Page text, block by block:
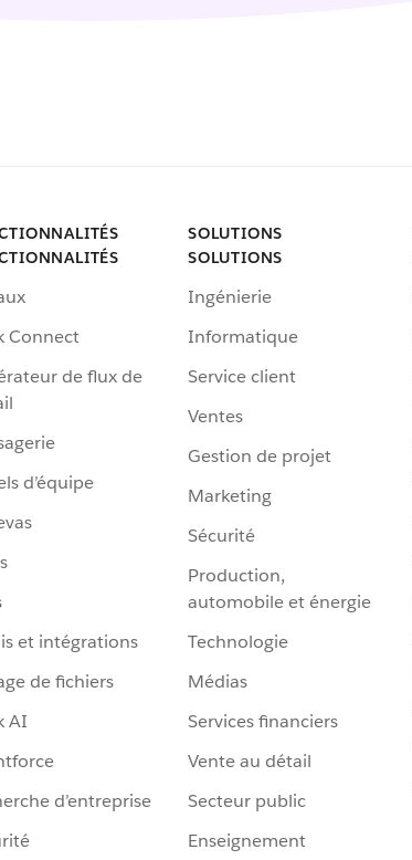
Connect
de flux de
d’équipe
et intégrations
de fichiers
AI
d’entreprise
SOLUTIONS
SOLUTIONS
Ingénierie
Informatique
Service client
Ventes
Gestion de projet
Marketing
Sécurité
Production,
automobile et énergie
Technologie
Médias
Services financiers
Vente au détail
Secteur public
Enseignement